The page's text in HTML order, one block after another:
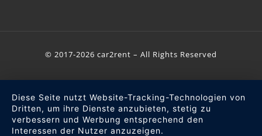
© 2017-2026 car2rent – All Rights Reserved
Diese Seite nutzt Website-Tracking-Technologien von
Dritten, um ihre Dienste anzubieten, stetig zu
verbessern und Werbung entsprechend den
Interessen der Nutzer anzuzeigen.